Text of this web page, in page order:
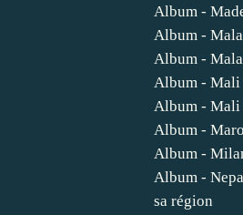
Album -
Album -
Album -
Album - Mali
Album - Mali
Album -
Album -
Album -
sa région